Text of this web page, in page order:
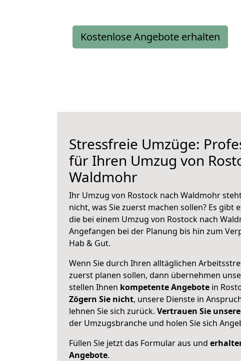
Kostenlose Angebote erhalten
Stressfreie Umzüge:
für Ihren Umzug von
Waldmohr
Ihr Umzug von Rostock nach Waldmohr
nicht, was Sie zuerst machen sollen? Es gibt
die bei einem Umzug von Rostock nach
Angefangen bei der Planung bis hin zum
Hab & Gut.
Wenn Sie durch Ihren alltäglichen
zuerst planen sollen, dann übernehmen
stellen Ihnen kompetente Angebote in
Zögern Sie nicht, unsere Dienste in
lehnen Sie sich zurück. Vertrauen Sie
der Umzugsbranche und holen Sie sich
Füllen Sie jetzt das Formular aus und
Angebote.